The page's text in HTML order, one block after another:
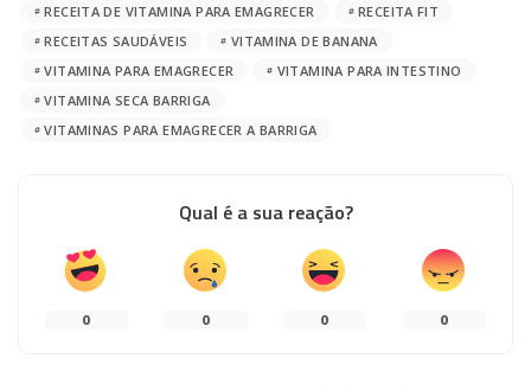
RECEITA DE VITAMINA PARA EMAGRECER
RECEITA FIT
RECEITAS SAUDÁVEIS
VITAMINA DE BANANA
VITAMINA PARA EMAGRECER
VITAMINA PARA INTESTINO
VITAMINA SECA BARRIGA
VITAMINAS PARA EMAGRECER A BARRIGA
Qual é a sua reação?
0 0 0 0